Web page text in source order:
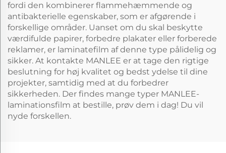
fordi den kombinerer flammehæmmende og
antibakterielle egenskaber, som er afgørende i
forskellige områder. Uanset om du skal beskytte
værdifulde papirer, forbedre plakater eller forberede
reklamer, er laminatefilm af denne type pålidelig og
sikker. At kontakte MANLEE er at tage den rigtige
beslutning for høj kvalitet og bedst ydelse til dine
projekter, samtidig med at du forbedrer
sikkerheden. Der findes mange typer MANLEE-
laminationsfilm at bestille, prøv dem i dag! Du vil
nyde forskellen.